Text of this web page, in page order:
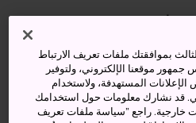
بانورامية
بموافقتك ملفات تعريف الارتباط
موقعنا الإلكتروني، ولتوفير
المستهدفة، ولاستخدام
قد نشارك معلومات حول استخدامك
خارجية. راجع ”سياسة ملفات تعريف